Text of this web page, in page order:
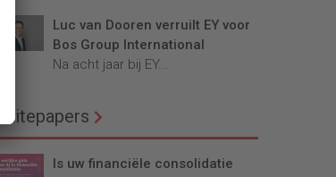
Luc van Dooren verruilt EY voor
Bos Group International
Na acht jaar bij EY...
Whitepapers
Is uw financiële consolidatie